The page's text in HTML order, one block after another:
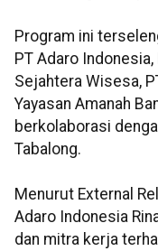
Program ini
PT Adaro
Sejahtera Wisesa,
Yayasan Amanah
berkolaborasi
Tabalong.
Menurut External
Adaro Indonesia
dan mitra kerja